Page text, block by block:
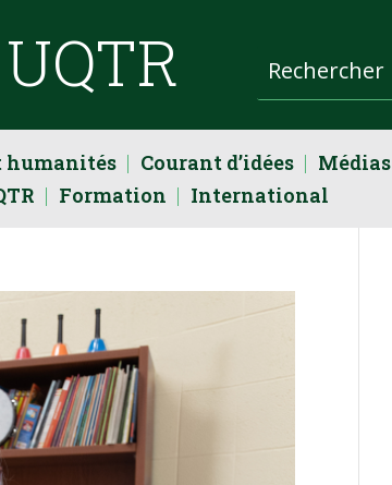
UQTR
humanités Courant d’idées Médias
Formation International